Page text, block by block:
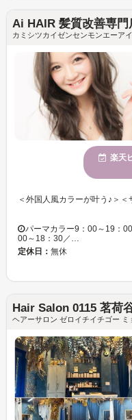
Ai HAIR 髪質改善専
カミシツカイゼンセンモンエーア
楽天
パーマカラー9：00～19：
00～18：30／…
定休日： 無休
Hair Salon 0115 茗荷
ヘアーサロン ゼロイチイチゴー ミ